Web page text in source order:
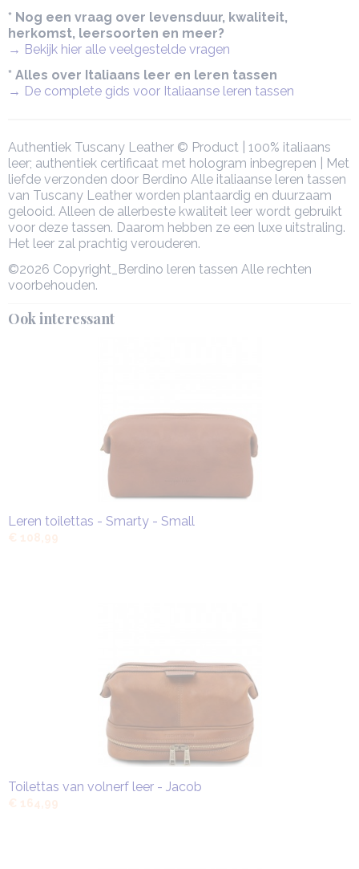
* Nog een vraag over levensduur, kwaliteit,
herkomst, leersoorten en meer?
→ Bekijk hier alle veelgestelde vragen
* Alles over Italiaans leer en leren tassen
→ De complete gids voor Italiaanse leren tassen
Authentiek Tuscany Leather © Product | 100% italiaans
leer; authentiek certificaat met hologram inbegrepen | Met
liefde verzonden door Berdino Alle italiaanse leren tassen
van Tuscany Leather worden plantaardig en duurzaam
gelooid. Alleen de allerbeste kwaliteit leer wordt gebruikt
voor deze tassen. Daarom hebben ze een luxe uitstraling.
Het leer zal prachtig verouderen.
©2026 Copyright_Berdino leren tassen Alle rechten
voorbehouden.
Ook interessant
Leren toilettas - Smarty - Small
€ 108,99
Toilettas van volnerf leer - Jacob
€ 164,99